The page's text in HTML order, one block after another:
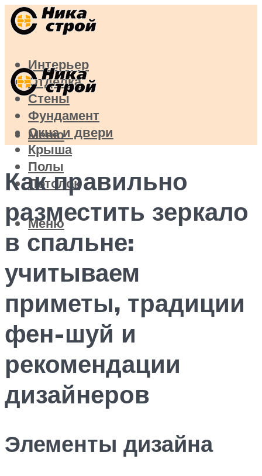
Интерьер
Отделка
Стены
Фундамент
Окна и двери
Крыша
Полы
Потолок
Меню
Меню
Как правильно
разместить зеркало
в спальне:
учитываем
приметы, традиции
фен-шуй и
рекомендации
дизайнеров
Элементы дизайна